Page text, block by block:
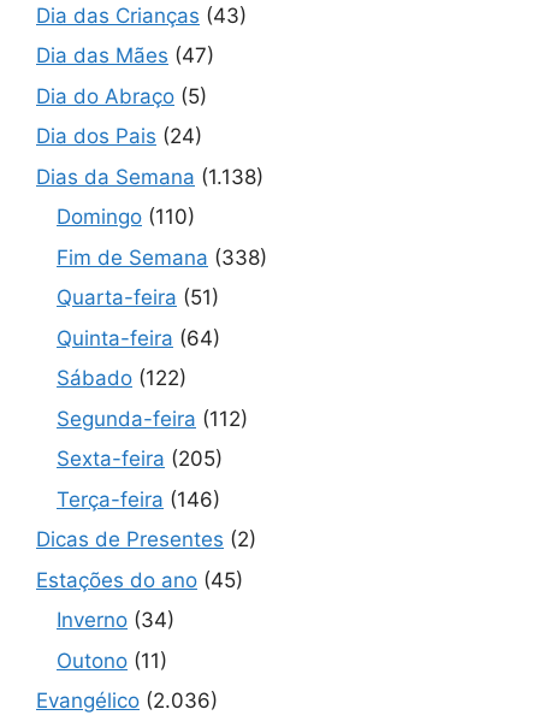
Dia das Crianças (43)
Dia das Mães (47)
Dia do Abraço (5)
Dia dos Pais (24)
Dias da Semana (1.138)
Domingo (110)
Fim de Semana (338)
Quarta-feira (51)
Quinta-feira (64)
Sábado (122)
Segunda-feira (112)
Sexta-feira (205)
Terça-feira (146)
Dicas de Presentes (2)
Estações do ano (45)
Inverno (34)
Outono (11)
Evangélico (2.036)